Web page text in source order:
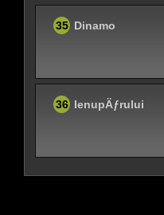
35 Dinamo
36 IenupÄƒrului